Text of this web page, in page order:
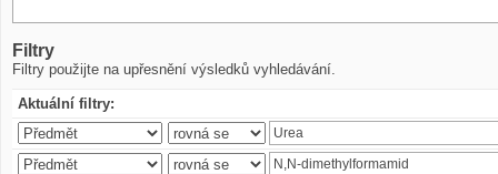
Filtry
Filtry použijte na upřesnění výsledků vyhledávání.
Aktuální filtry: